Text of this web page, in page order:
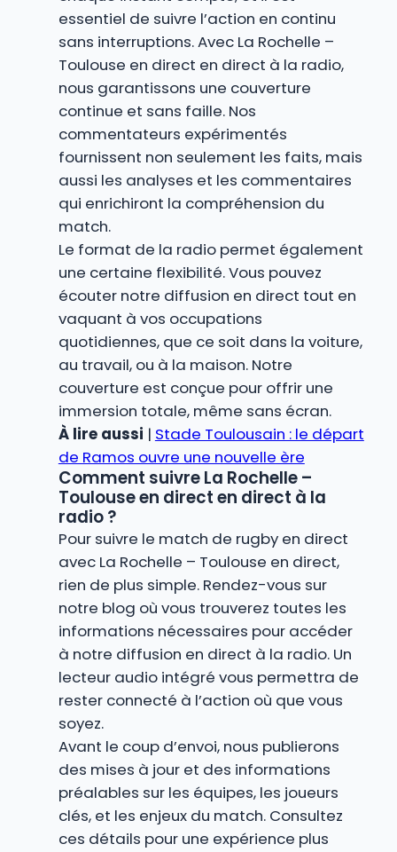
essentiel de suivre l’action en continu
sans interruptions. Avec La Rochelle –
Toulouse en direct en direct à la radio,
nous garantissons une couverture
continue et sans faille. Nos
commentateurs expérimentés
fournissent non seulement les faits, mais
aussi les analyses et les commentaires
qui enrichiront la compréhension du
match.
Le format de la radio permet également
une certaine flexibilité. Vous pouvez
écouter notre diffusion en direct tout en
vaquant à vos occupations
quotidiennes, que ce soit dans la voiture,
au travail, ou à la maison. Notre
couverture est conçue pour offrir une
immersion totale, même sans écran.
À lire aussi | Stade Toulousain : le départ
de Ramos ouvre une nouvelle ère
Comment suivre La Rochelle –
Toulouse en direct en direct à la
radio ?
Pour suivre le match de rugby en direct
avec La Rochelle – Toulouse en direct,
rien de plus simple. Rendez-vous sur
notre blog où vous trouverez toutes les
informations nécessaires pour accéder
à notre diffusion en direct à la radio. Un
lecteur audio intégré vous permettra de
rester connecté à l’action où que vous
soyez.
Avant le coup d’envoi, nous publierons
des mises à jour et des informations
préalables sur les équipes, les joueurs
clés, et les enjeux du match. Consultez
ces détails pour une expérience plus